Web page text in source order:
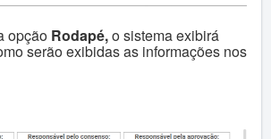
opção Rodapé,o sistema exibirá
serão exibidas as informações nos